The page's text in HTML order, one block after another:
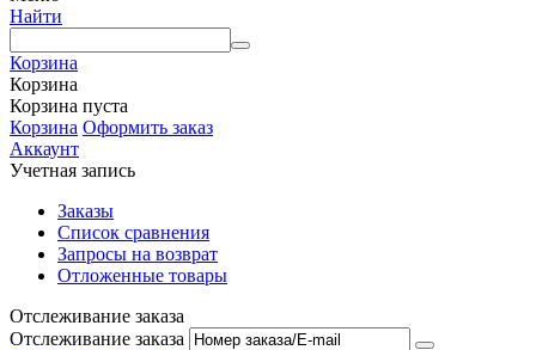
Найти
Корзина
Корзина
Корзина пуста
Корзина Оформить заказ
Аккаунт
Учетная запись
Заказы
Список сравнения
Запросы на возврат
Отложенные товары
Отслеживание заказа
Отслеживание заказа